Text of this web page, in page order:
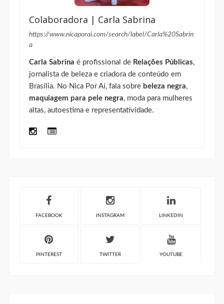
Colaboradora | Carla Sabrina
https://www.nicaporai.com/search/label/Carla%20Sabrin
a
Carla Sabrina é profissional de Relações Públicas,
jornalista de beleza e criadora de conteúdo em
Brasília. No Nica Por Aí, fala sobre beleza negra,
maquiagem para pele negra, moda para mulheres
altas, autoestima e representatividade.
FACEBOOK INSTAGRAM LINKEDIN
PINTEREST TWITTER YOUTUBE